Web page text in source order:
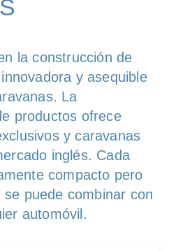
la construcción de
y asequible
La
productos ofrece
y caravanas
inglés. Cada
compacto pero
puede combinar con
automóvil.